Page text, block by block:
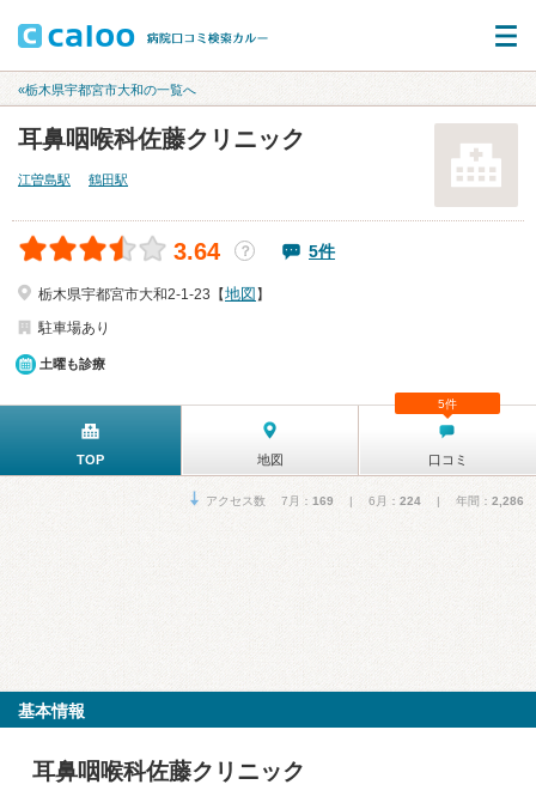
«栃木県宇都宮市大和の一覧へ
耳鼻咽喉科佐藤クリニック
江曽島駅 鶴田駅
3.64 ？ 5件
栃木県宇都宮市大和2-1-23【地図 】
駐車場あり
土曜も診療
TOP 地図 口コミ
5件
アクセス数 7月： 169 | 6月： 224 | 年間： 2,286
基本情報
耳鼻咽喉科佐藤クリニック